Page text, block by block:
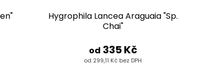
Hygrophila Lancea Araguaia "Sp.
Chai"
od 299,11 Kč bez DPH
od 335 Kč